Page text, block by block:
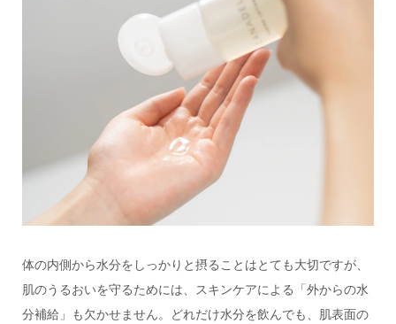
体の内側から水分をしっかりと摂ることはとても大切ですが、
肌のうるおいを守るためには、スキンケアによる「外からの水
分補給」も欠かせません。どれだけ水分を飲んでも、肌表面の